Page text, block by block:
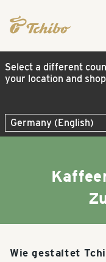
Select a different
your location and
Wie gestaltet